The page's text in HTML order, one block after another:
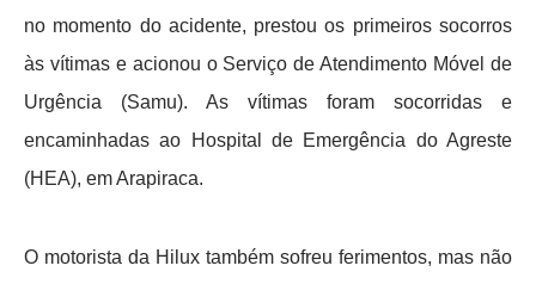
no momento do acidente, prestou os primeiros socorros
às vítimas e acionou o Serviço de Atendimento Móvel de
Urgência (Samu). As vítimas foram socorridas e
encaminhadas ao Hospital de Emergência do Agreste
(HEA), em Arapiraca.
O motorista da Hilux também sofreu ferimentos, mas não